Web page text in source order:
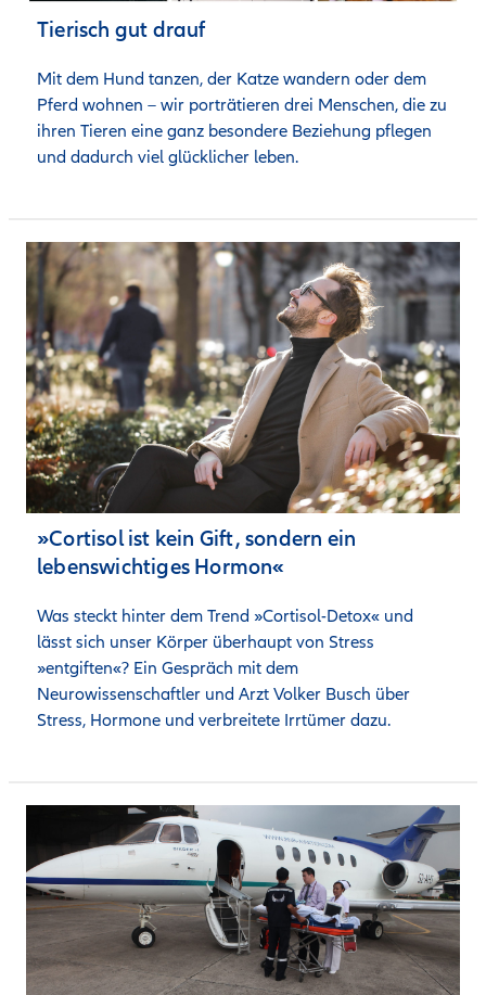
Tierisch gut drauf
Mit dem Hund tanzen, der Katze wandern oder dem
Pferd wohnen – wir porträtieren drei Menschen, die zu
ihren Tieren eine ganz besondere Beziehung pflegen
und dadurch viel glücklicher leben.
»Cortisol ist kein Gift, sondern ein
lebenswichtiges Hormon«
Was steckt hinter dem Trend »Cortisol-Detox« und
lässt sich unser Körper überhaupt von Stress
»entgiften«? Ein Gespräch mit dem
Neurowissenschaftler und Arzt Volker Busch über
Stress, Hormone und verbreitete Irrtümer dazu.